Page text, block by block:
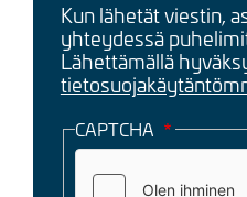
Kun lähetät viestin,
yhteydessä
Lähettämällä
CAPTCHA